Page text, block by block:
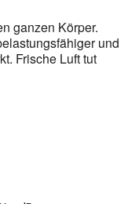
ganzen Körper.
und
Frische Luft tut